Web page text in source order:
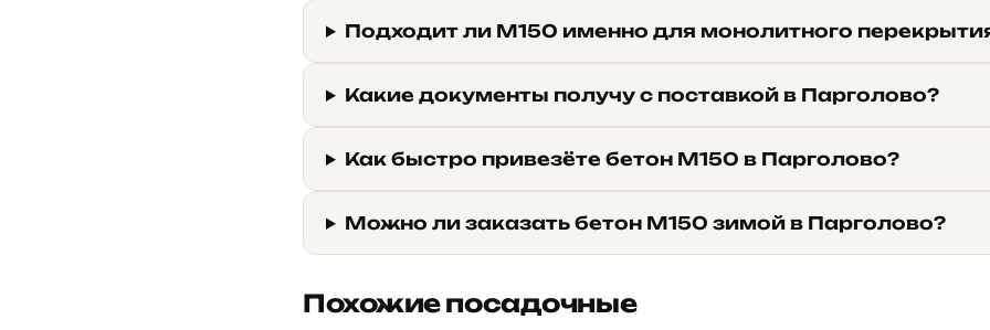
Подходит ли М150 именно для монолитного
Какие документы получу с поставкой в Парголово?
Как быстро привезёте бетон М150 в Парголово?
Можно ли заказать бетон М150 зимой в Парголово?
Похожие посадочные